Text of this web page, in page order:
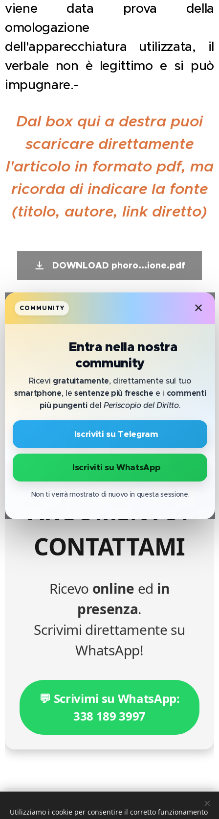
viene data prova della
omologazione
dell'apparecchiatura utilizzata, il
verbale non è legittimo e si può
impugnare.-
Dal box qui a destra puoi
scaricare direttamente
l'articolo in formato pdf, ma
ricorda di indicare la fonte
(titolo, autore, link diretto)
DOWNLOAD phoro...ione.pdf
COMMUNITY ✕
Entra nella nostra
community
Ricevi gratuitamente, direttamente sul tuo
smartphone, le sentenze più fresche e i commenti
più pungentidelPeriscopio del Diritto.
🔹 Iscriviti su Telegram
🔹 Iscriviti su WhatsApp
Non ti verrà mostrato di nuovo in questa sessione.
HAI BISOGNO
DI
CONSULENZA
SU QUESTO
ARGOMENTO?
CONTATTAMI
Ricevo online ed in
presenza.
Scrivimi direttamente su
WhatsApp!
💬 Scrivimi su WhatsApp:
338 189 3997
a cura dell'avv. MicheleAlfredo Chiariello
Utilizziamo i cookie per consentire il corretto funzionamento